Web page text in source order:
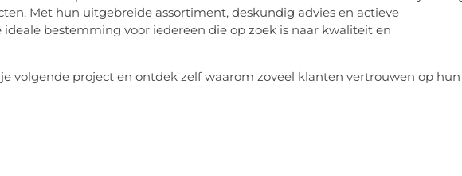
Met hun uitgebreide assortiment, deskundig advies en actieve
bestemming voor iedereen die op zoek is naar kwaliteit en
volgende project en ontdek zelf waarom zoveel klanten vertrouwen op hun